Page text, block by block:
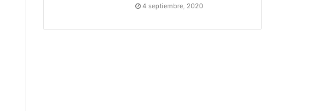
4 septiembre, 2020